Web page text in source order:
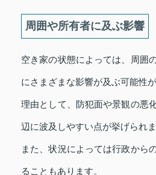
周囲や所有者に及ぶ影響
空き家の状態によっては、周囲
にさまざまな影響が及ぶ可能性が
理由として、防犯面や景観の悪
辺に波及しやすい点が挙げられま
また、状況によっては行政から
ることもあります。